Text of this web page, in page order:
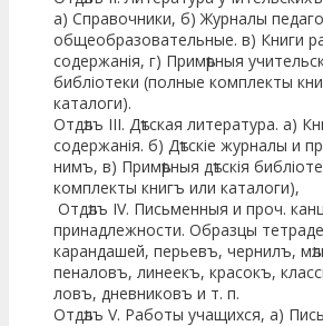
а) Справочники, б) Журналы
общеобразователь­ные. в) Книги
содержанія, г) Примѣрныя
библіотеки (полные комплекты
каталоги).
Отдѣлъ III. Дѣтская литература. а)
со­держанія. б) Дѣтскіе журналы и
нимъ, в) При­мѣрныя дѣтскія
комплекты книгъ или каталоги),
Отдѣлъ IV. Письменныя и проч.
принад­лежности. Образцы
карандашей, перьевъ, чер­нилъ,
пеналовъ, линеекъ, красокъ,
ловъ, дневниковъ и т. п.
Отдѣлъ V. Работы учащихся, а)